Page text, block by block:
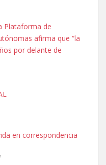
asustada tiene miedo a la
ya que por temas de trabajo
Plataforma de
afirma que “la
por delante de
en correspondencia